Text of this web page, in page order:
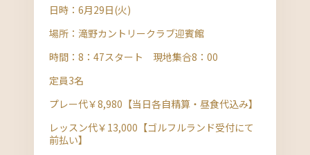
日時：6月29日(火)
場所：滝野カントリークラブ迎賓館
時間：8：47スタート 現地集合8：00
定員3名
プレー代￥8,980【当日各自精算・昼食代込み】
レッスン代￥13,000【ゴルフルランド受付にて
前払い】